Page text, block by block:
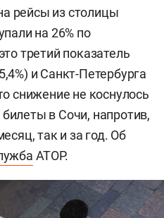
рейсы из столицы
на 26% по
третий показатель
и Санкт-Петербурга
снижение не коснулось
в Сочи, напротив,
так и за год. Об
АТОР.